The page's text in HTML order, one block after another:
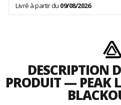
Livré à partir du 09/08/2026
DESCRIPTION
PRODUIT — PEAK